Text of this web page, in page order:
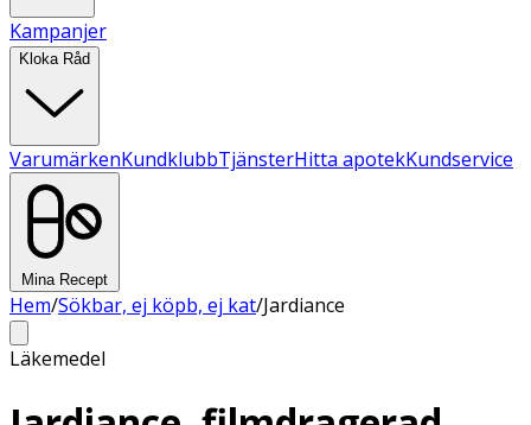
Kampanjer
Kloka Råd
VarumärkenKundklubbTjänsterHitta apotekKundservice
Mina Recept
Hem/Sökbar, ej köpb, ej kat/Jardiance
Läkemedel